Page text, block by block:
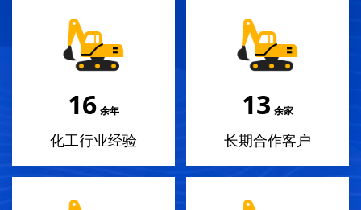
18 余年
化工行业经验
14 余家
长期合作客户